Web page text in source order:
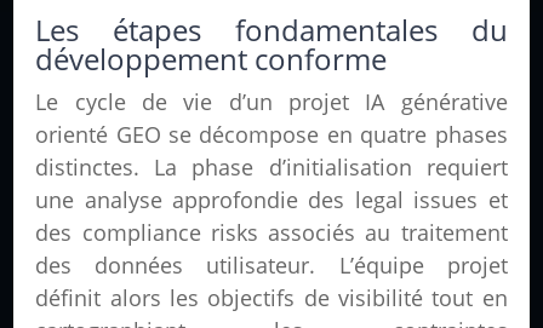
Les étapes fondamentales du
développement conforme
Le cycle de vie d’un projet IA générative
orienté GEO se décompose en quatre phases
distinctes. La phase d’initialisation requiert
une analyse approfondie des legal issues et
des compliance risks associés au traitement
des données utilisateur. L’équipe projet
définit alors les objectifs de visibilité tout en